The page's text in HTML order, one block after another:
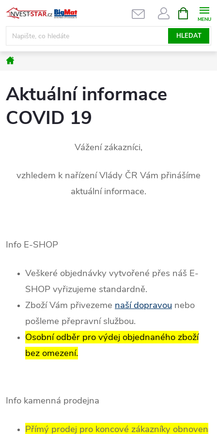
Přejít
na
obsah
HLEDAT
NÁKUPNÍ
KOŠÍK
Domů
Aktuální informace
COVID 19
Vážení zákazníci,
vzhledem k nařízení Vlády ČR Vám přinášíme
aktuální informace.
Info E-SHOP
Veškeré objednávky vytvořené přes náš E-
SHOP vyřizujeme standardně.
Zboží Vám přivezeme naší dopravou nebo
pošleme přepravní službou.
Osobní odběr pro výdej objednaného zboží
bez omezení.
Info kamenná prodejna
Přímý prodej pro koncové zákazníky obnoven